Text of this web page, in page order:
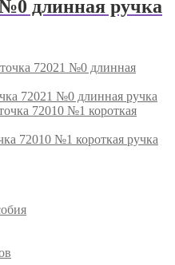
длинная ручка
72021 №0 длинная ручка
72010 №1 короткая ручка